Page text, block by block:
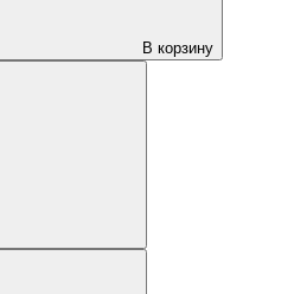
В корзину